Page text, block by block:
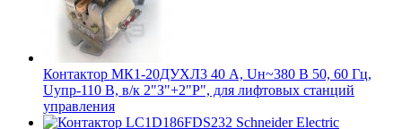
Контактор МК1-20ДУХЛ3 40 А, Uн~380 В 50, 60 Гц,
Uупр-110 В, в/к 2"З"+2"Р", для лифтовых станций
управления